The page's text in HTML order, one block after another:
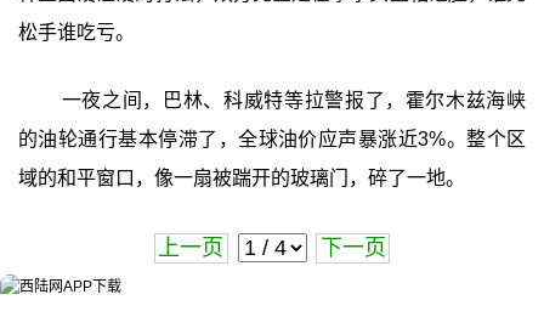
松手谁吃亏。
一夜之间，巴林、科威特等拉警报了，霍尔木兹海峡
的油轮通行基本停滞了，全球油价应声暴涨近3%。整个区
域的和平窗口，像一扇被踹开的玻璃门，碎了一地。
上一页 下一页